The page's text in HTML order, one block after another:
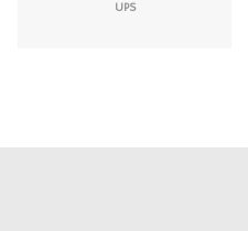
UPS